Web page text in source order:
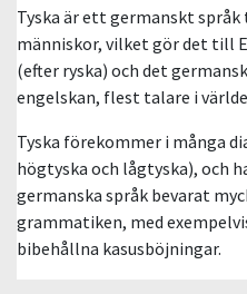
Tyska är ett germanskt
människor, vilket gör det till
(efter ryska) och det
engelskan, flest talare i
Tyska förekommer i många
högtyska och lågtyska), och
germanska språk bevarat
grammatiken, med
bibehållna kasusböjningar.